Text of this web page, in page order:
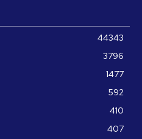
44343
3796
1477
592
410
407